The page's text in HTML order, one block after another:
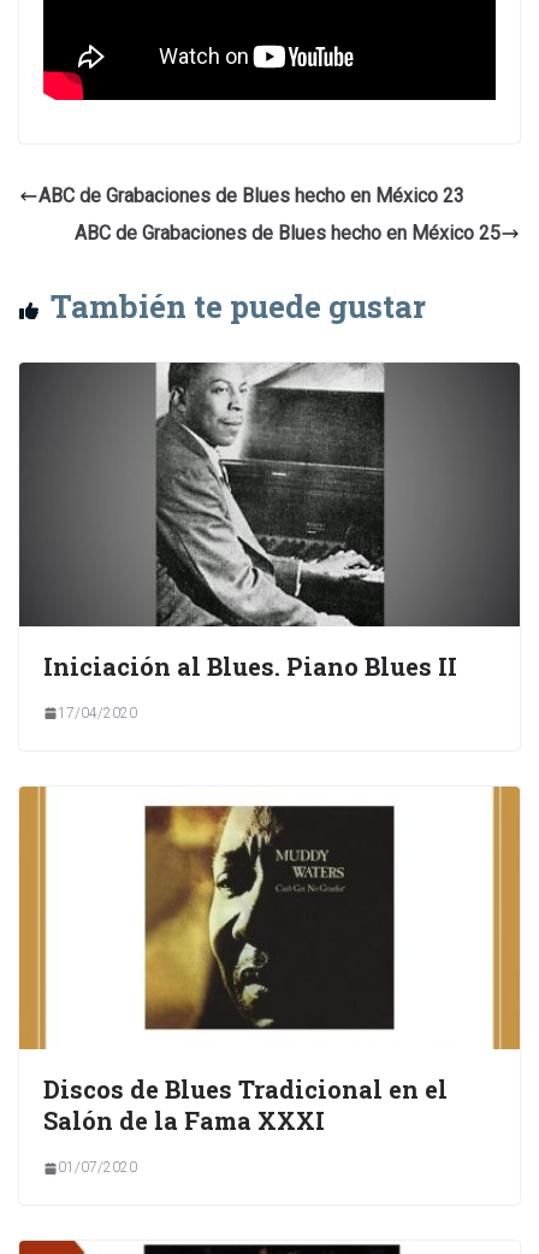
ABC de Grabaciones de Blues hecho en México 23
ABC de Grabaciones de Blues hecho en México 25
También te puede gustar
Iniciación al Blues. Piano Blues II
17/04/2020
Discos de Blues Tradicional en el
Salón de la Fama XXXI
01/07/2020